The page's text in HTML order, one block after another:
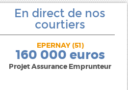
En direct de nos
courtiers
EPERNAY (51)
160 000 euros
Projet Assurance Emprunteur
240 000 euros